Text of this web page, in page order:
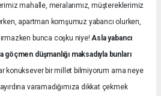
mahalle, meralarımız, müştereklerimiz
apartman komşumuz yabancı olurken,
bunca coşku niye! Asla yabancı
düşmanlığı maksadıyla bunları
konuksever bir millet bilmiyorum ama neye
varamadığımıza dikkat çekmek